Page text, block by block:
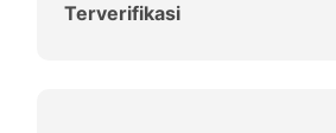
Terverifikasi